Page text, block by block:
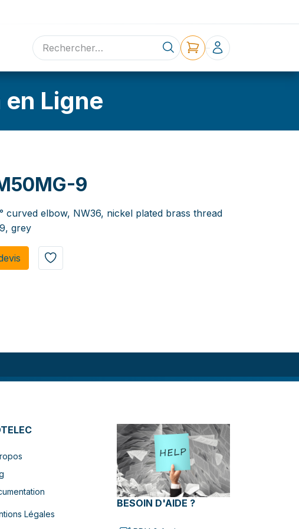
en ligne Contact
Ligne
9
curved elbow, NW36, nickel plated brass thread
grey
Légales
BESOIN D'AIDE ?